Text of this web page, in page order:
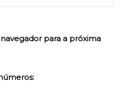
para a próxima